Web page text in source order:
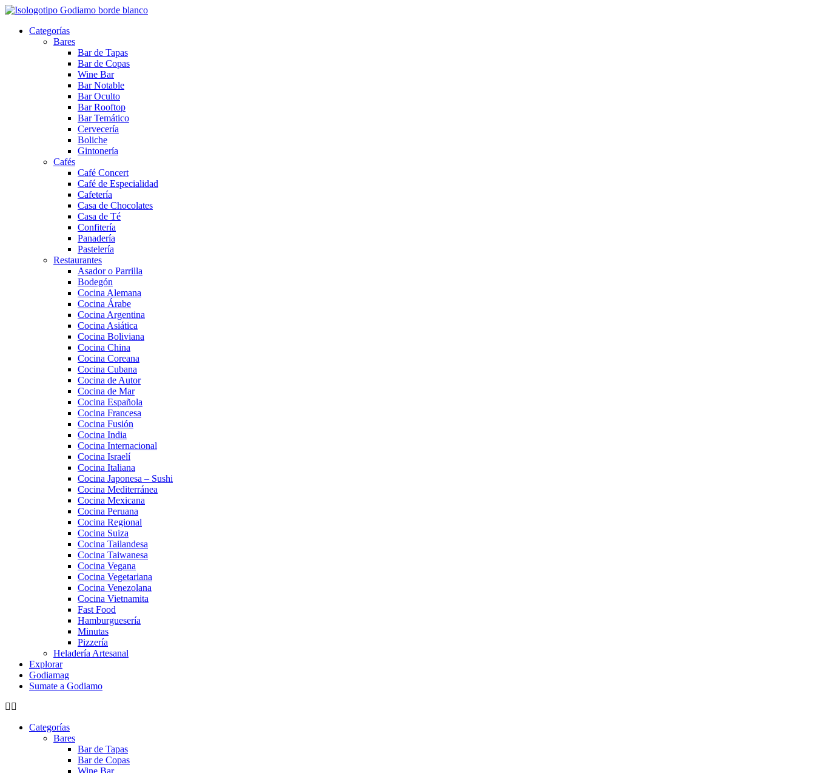
Categorías
Bares
Bar de Tapas
Bar de Copas
Wine Bar
Bar Notable
Bar Oculto
Bar Rooftop
Bar Temático
Cervecería
Boliche
Gintonería
Cafés
Café Concert
Café de Especialidad
Cafetería
Casa de Chocolates
Casa de Té
Confitería
Panadería
Pastelería
Restaurantes
Asador o Parrilla
Bodegón
Cocina Alemana
Cocina Árabe
Cocina Argentina
Cocina Asiática
Cocina Boliviana
Cocina China
Cocina Coreana
Cocina Cubana
Cocina de Autor
Cocina de Mar
Cocina Española
Cocina Francesa
Cocina Fusión
Cocina India
Cocina Internacional
Cocina Israelí
Cocina Italiana
Cocina Japonesa – Sushi
Cocina Mediterránea
Cocina Mexicana
Cocina Peruana
Cocina Regional
Cocina Suiza
Cocina Tailandesa
Cocina Taiwanesa
Cocina Vegana
Cocina Vegetariana
Cocina Venezolana
Cocina Vietnamita
Fast Food
Hamburguesería
Minutas
Pizzería
Heladería Artesanal
Explorar
Godiamag
Sumate a Godiamo
Categorías
Bares
Bar de Tapas
Bar de Copas
Wine Bar